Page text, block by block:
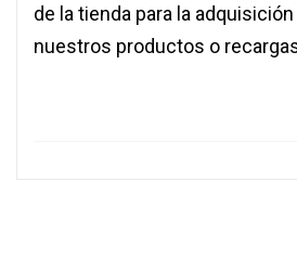
de la tienda para la
nuestros productos o